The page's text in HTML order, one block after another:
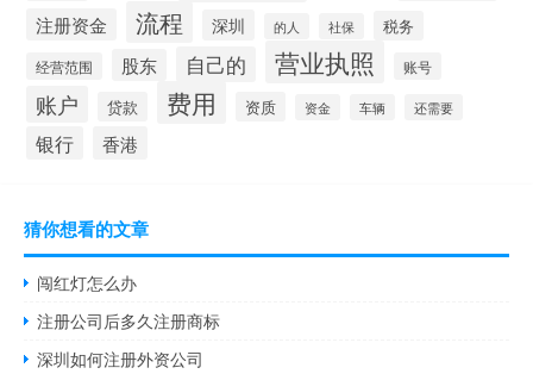
注册资金 流程 深圳 的人 社保 税务
经营范围 股东 自己的 营业执照 账号
账户 贷款 费用 资质 资金 车辆 还需要
银行 香港
猜你想看的文章
闯红灯怎么办
注册公司后多久注册商标
深圳如何注册外资公司